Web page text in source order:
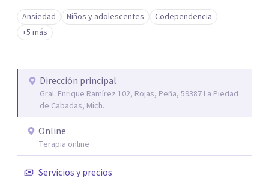
a tus necesidades específicas. Estoy aquí para escucharte
y brindarte las herramientas necesarias para fortalecer
tu paz mental.
Ansiedad Niños y adolescentes
Codependencia
+5 más
Dirección principal
Gral. Enrique Ramírez 102, Rojas, Peña, 59387 La Piedad
de Cabadas, Mich.
Online
Terapia online
Servicios y precios